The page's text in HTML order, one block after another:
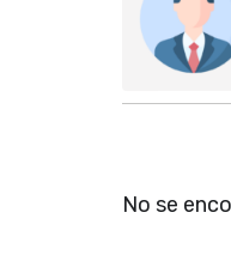
No se